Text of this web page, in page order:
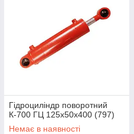
Гідроциліндр поворотний
К-700 ГЦ 125х50х400 (797)
Немає в наявності